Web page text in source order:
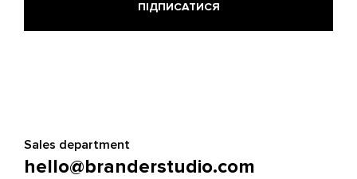
Sales department
hello@branderstudio.com